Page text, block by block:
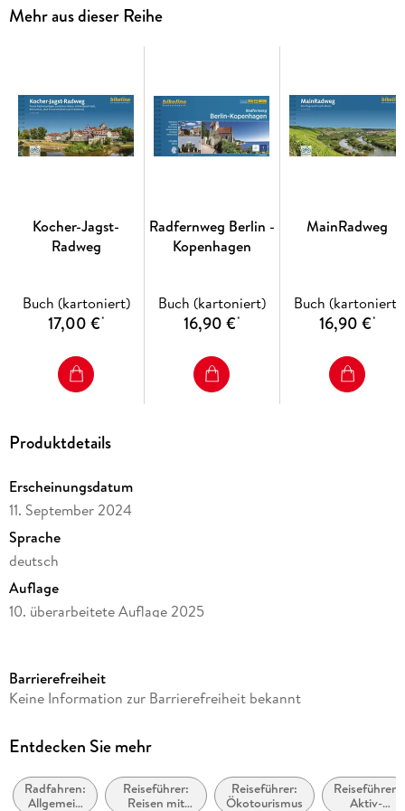
Abschluss der Reise folgt.
Mehr aus dieser Reihe
Kocher-Jagst-
Radweg
Buch (kartoniert)
17,00 €*
Radfernweg Berlin -
Kopenhagen
Buch (kartoniert)
16,90 €*
MainRadweg
Buch (kartoniert)
16,90 €*
Produktdetails
Erscheinungsdatum
11. September 2024
Sprache
deutsch
Auflage
10. überarbeitete Auflage 2025
Reihe
Herausgegeben von
Verlag/Hersteller
Barrierefreiheit
Keine Information zur Barrierefreiheit bekannt
Entdecken Sie mehr
Radfahren:
Allgemein
Reiseführer:
Reisen mit
Reiseführer:
Ökotourismus
Reiseführer:
Aktiv-